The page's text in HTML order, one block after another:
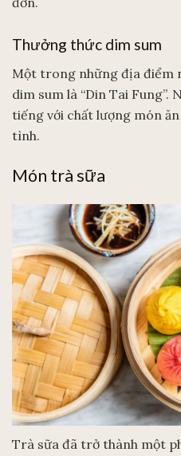
Thưởng thức dim sum
Một trong những địa điểm
dim sum là “Din Tai Fung”.
tiếng với chất lượng món
tình.
Món trà sữa
Trà sữa đã trở thành một